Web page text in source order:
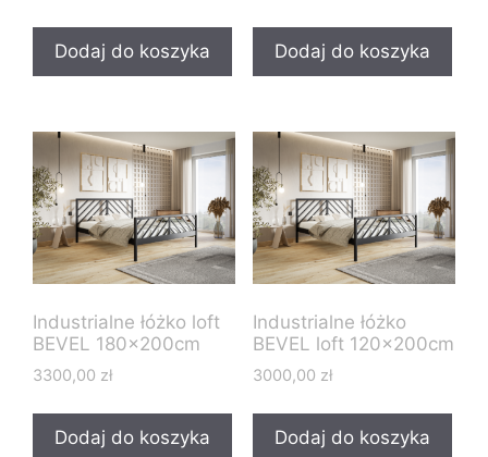
Dodaj do koszyka Dodaj do koszyka
Industrialne łóżko loft
BEVEL 180x200cm
3300,00 zł
Dodaj do koszyka
Industrialne łóżko
BEVEL loft 120x200cm
3000,00 zł
Dodaj do koszyka